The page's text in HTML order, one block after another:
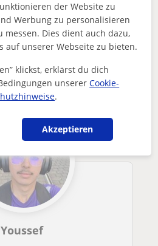
Duisburg
Deutsch
in Duisburg
könnten
Youssef
der Website zu
Werbung zu personalisieren
Dies dient auch dazu,
auf unserer Webseite zu bieten.
klickst, erklärst du dich
unsererCookie-
.
Akzeptieren